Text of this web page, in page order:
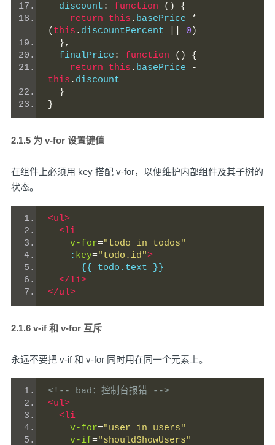
  discount
: function ()
{
return
this . basePrice
*
( this . discountPercent 0 )
},
  finalPrice
: function ()
{
return
this . basePrice
-
this . discount
}
}
2.1.5 为 v-for 设置键值
在组件上必须用 key 搭配 v-for，以便维护内部组件及其子树的
状态。
<ul>
<li
v-for="todo in todos"
    :
key="todo.id">
      {{ todo.text }}
</li>
</ul>
2.1.6 v-if 和 v-for 互斥
永远不要把 v-if 和 v-for 同时用在同一个元素上。
<!-- bad：控制台报错 -->
<ul>
<li
v-for="user in users"
v-if="shouldShowUsers"